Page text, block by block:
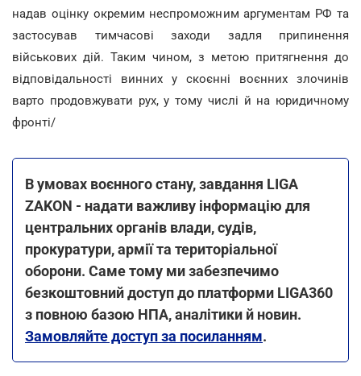
надав оцінку окремим неспроможним аргументам РФ та
застосував тимчасові заходи задля припинення
військових дій. Таким чином, з метою притягнення до
відповідальності винних у скоєнні воєнних злочинів
варто продовжувати рух, у тому числі й на юридичному
фронті/
В умовах воєнного стану, завдання LIGA
ZAKON - надати важливу інформацію для
центральних органів влади, судів,
прокуратури, армії та територіальної
оборони. Саме тому ми забезпечимо
безкоштовний доступ до платформи LIGA360
з повною базою НПА, аналітики й новин.
Замовляйте доступ за посиланням.